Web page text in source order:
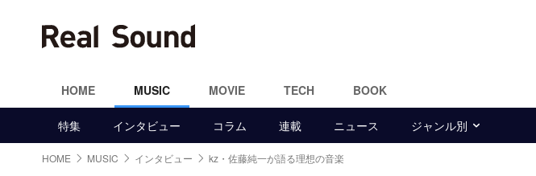
HOME MUSIC MOVIE TECH BOOK
特集 インタビュー コラム 連載 ニュース ジャンル別
HOME MUSIC インタビュー kz・佐藤純一が語る理想の音楽